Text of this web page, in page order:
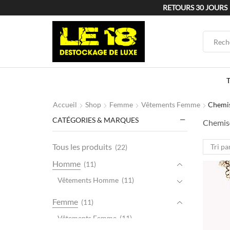
RETOURS 30 JOURS
Accueil Shop Femme Vêtements Femme
CATÉGORIES & MARQUES
Tous les produits (22)
Homme (11)
Vêtements Homme (11)
Femme (11)
Vêtements Femme (11)